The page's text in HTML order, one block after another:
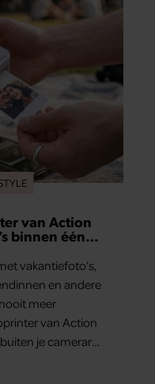
geboren.
van Action
binnen één
vakantiefoto’s,
en andere
meer
van Action
je camerarol.